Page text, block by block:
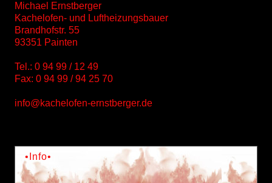
Michael Ernstberger
Kachelofen- und Luftheizungsbauer
Brandhofstr. 55
93351 Painten
Tel.: 0 94 99 / 12 49
Fax: 0 94 99 / 94 25 70
info@kachelofen-ernstberger.de
•Info•